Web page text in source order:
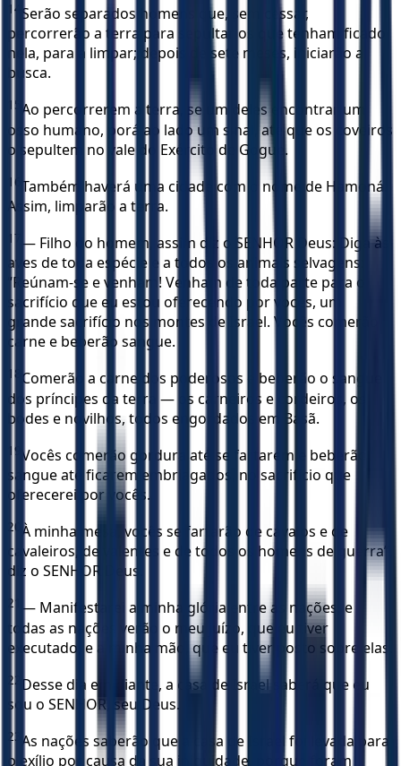
14 Serão separados homens que, sem cessar,
percorrerão a terra para sepultar os que tenham ficado
nela, para a limpar; depois de sete meses, iniciarão a
busca.
15 Ao percorrerem a terra, se um deles encontrar um
osso humano, porá ao lado um sinal, até que os coveiros
o sepultem no vale do Exército de Gogue.
16 Também haverá uma cidade com o nome de Hamoná.
Assim, limparão a terra.
17 — Filho do homem, assim diz o SENHOR Deus: Diga às
aves de toda espécie e a todos os animais selvagens:
“Reúnam-se e venham! Venham de toda parte para o
sacrifício que eu estou oferecendo por vocês, um
grande sacrifício nos montes de Israel. Vocês comerão
carne e beberão sangue.
18 Comerão a carne dos poderosos e beberão o sangue
dos príncipes da terra — os carneiros e cordeiros, os
bodes e novilhos, todos engordados em Basã.
19 Vocês comerão gordura até se fartarem e beberão
sangue até ficarem embriagados, no sacrifício que
oferecerei por vocês.
20 À minha mesa, vocês se fartarão de cavalos e de
cavaleiros, de valentes e de todos os homens de guerra”,
diz o SENHOR Deus.
21
— Manifestarei a minha glória entre as nações, e
todas as nações verão o meu juízo, que eu tiver
executado, e a minha mão, que eu tiver posto sobre elas.
22 Desse dia em diante, a casa de Israel saberá que eu
sou o SENHOR, seu Deus.
23 As nações saberão que a casa de Israel foi levada para
o exílio por causa da sua iniquidade, porque foram